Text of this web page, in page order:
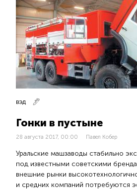
ВЭД
Гонки в пустыне
28 августа 2017, 00:00 Павел Кобер
Уральские машзаводы стабильно
под известными советскими
внешние рынки
и средних компаний потребуются